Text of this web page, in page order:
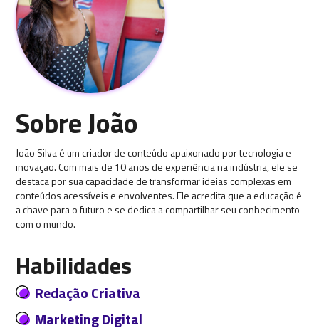
Sobre João
João Silva é um criador de conteúdo apaixonado por tecnologia e
inovação. Com mais de 10 anos de experiência na indústria, ele se
destaca por sua capacidade de transformar ideias complexas em
conteúdos acessíveis e envolventes. Ele acredita que a educação é
a chave para o futuro e se dedica a compartilhar seu conhecimento
com o mundo.
Habilidades
Redação Criativa
Marketing Digital